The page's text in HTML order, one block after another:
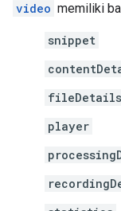
video memiliki
snippet
fileDetails
player